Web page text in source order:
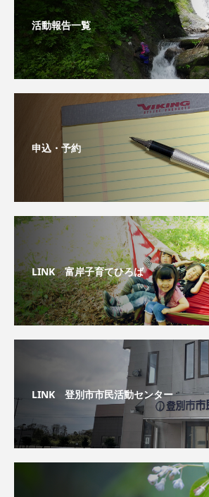
活動報告一覧
申込・予約
LINK 富岸子育てひろば
LINK 登別市市民活動センター